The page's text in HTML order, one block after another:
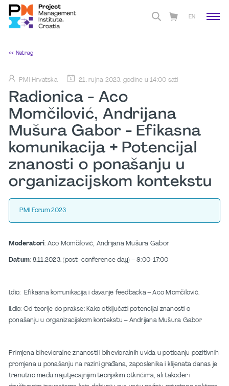
EN
<< Natrag
PMI Hrvatska 21. rujna 2023. godine u 14:00 sati
Radionica - Aco
Momčilović, Andrijana
Mušura Gabor - Efikasna
komunikacija + Potencijal
znanosti o ponašanju u
organizacijskom kontekstu
PMI Forum 2023
Moderatori: Aco Momčilović, Andrijana Mušura Gabor
Datum: 8.11.2023. (post-conference day) – 9:00-17:00
I.dio: Efikasna komunikacija i davanje feedbacka – Aco Momčilović.
II.dio: Od teorije do prakse: Kako otključati potencijal znanosti o
ponašanju u organizacijskom kontekstu – Andrijana Mušura Gabor
Primjena bihevioralne znanosti i bihevioralnih uvida u poticanju pozitivnih
promjena u ponašanju na razini građana, zaposlenika i klijenata danas je
trenutno među najutjecajnijim teorijskim otkrićima, ali također i